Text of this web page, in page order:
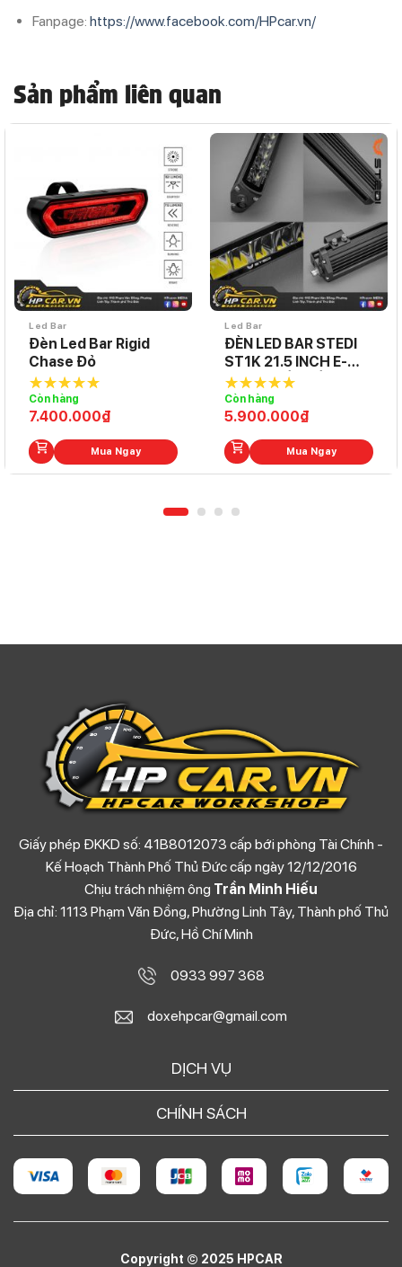
Fanpage: https://www.facebook.com/HPcar.vn/
Sản phẩm liên quan
Led Bar
Đèn Led Bar Rigid
Chase Đỏ
7.400.000₫
5.0out of
5
Còn hàng
Mua Ngay
Led Bar
ĐÈN LED BAR STEDI
ST1K 21.5 INCH E-
MARK (MÀU VÀNG
PHÁ SƯƠNG)
5.900.000₫
5.0out of
5
Còn hàng
Mua Ngay
Giấy phép ĐKKD số: 41B8012073 cấp bới phòng Tài Chính -
Kế Hoạch Thành Phố Thủ Đức cấp ngày 12/12/2016
Chịu trách nhiệm ông Trần Minh Hiếu
Địa chỉ: 1113 Phạm Văn Đồng, Phường Linh Tây, Thành phố Thủ
Đức, Hồ Chí Minh
0933 997 368
doxehpcar@gmail.com
DỊCH VỤ
CHÍNH SÁCH
Copyright © 2025 HPCAR